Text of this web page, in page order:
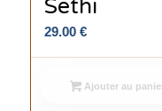
Sethi
29.00 €
Ajouter au